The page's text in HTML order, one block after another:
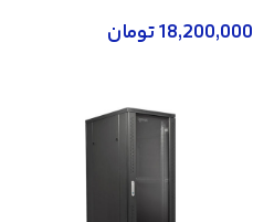
18,200,000تومان